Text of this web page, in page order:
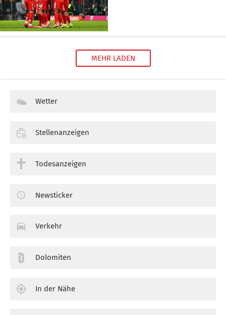
MEHR LADEN
Wetter
Stellenanzeigen
Todesanzeigen
Newsticker
Verkehr
Dolomiten
In der Nähe